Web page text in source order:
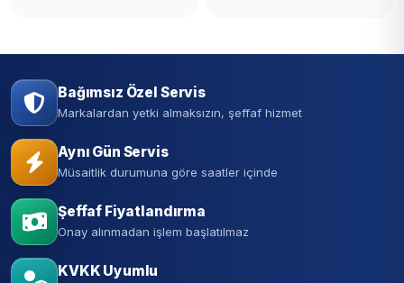
Bağımsız Özel Servis
Markalardan yetki almaksızın, şeffaf hizmet
Aynı Gün Servis
Müsaitlik durumuna göre saatler içinde
Şeffaf Fiyatlandırma
Onay alınmadan işlem başlatılmaz
KVKK Uyumlu